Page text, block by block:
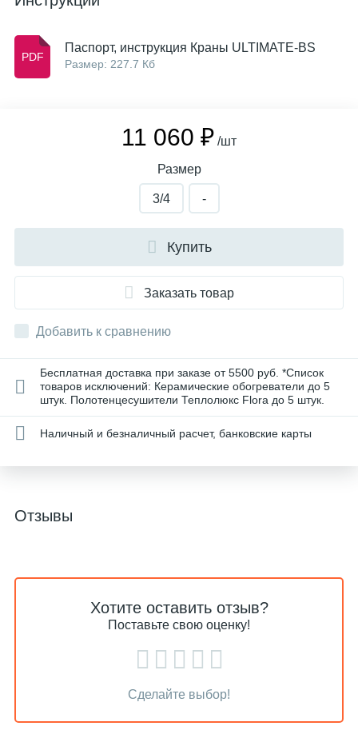
Паспорт, инструкция Краны ULTIMATE-BS
Размер: 227.7 Кб
11 060 ₽ /шт
Размер
3/4 -
Купить
Заказать товар
Добавить к сравнению
Бесплатная доставка при заказе от 5500 руб. *Список
товаров исключений: Керамические обогреватели до 5
штук. Полотенцесушители Теплолюкс Flora до 5 штук.
Наличный и безналичный расчет, банковские карты
Отзывы
Хотите оставить отзыв?
Поставьте свою оценку!
Сделайте выбор!